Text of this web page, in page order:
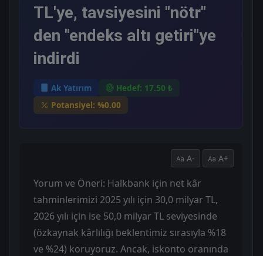
TL'ye, tavsiyesini "nötr"
den "endeks altı getiri"ye
indirdi
Ak Yatırım
Hedef: 17.50 ₺
Potansiyel: %0.00
A- A+
Yorum ve Öneri: Halkbank için net kâr
tahminlerimizi 2025 yılı için 30,0 milyar TL,
2026 yılı için ise 50,0 milyar TL seviyesinde
(özkaynak kârlılığı beklentimiz sırasıyla %18
ve %24) koruyoruz. Ancak, iskonto oranında